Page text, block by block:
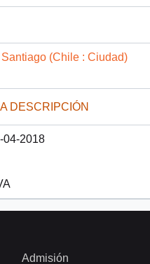
Santiago (Chile : Ciudad)
DESCRIPCIÓN
04-2018
Admisión